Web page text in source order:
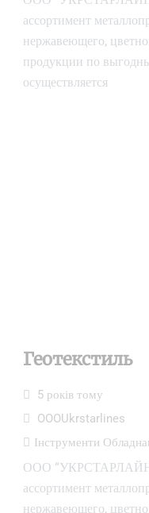
ассортимент
нержавеющего,
продукции по
осуществляется
Геотекстиль
5 років тому
OOOUkrstarlines
Інструменти
ООО “УКРСТАРЛАЙН”
ассортимент
нержавеющего,